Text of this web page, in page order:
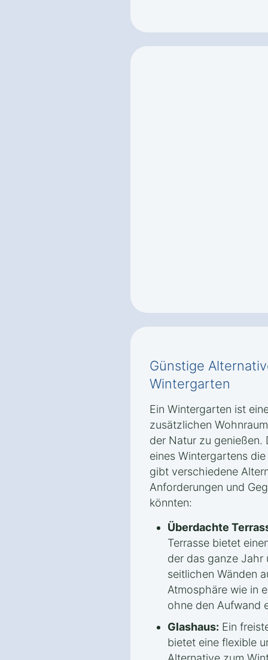
Günstige
Wintergarten
Ein Wintergarten ist
zusätzlichen
der Natur zu genießen.
eines Wintergartens
gibt verschiedene
Anforderungen und
könnten:
Überdachte
Terrasse bietet
der das ganze Jahr
seitlichen Wänden
Atmosphäre wie in
ohne den Aufwand
Glashaus: Ein
bietet eine flexible